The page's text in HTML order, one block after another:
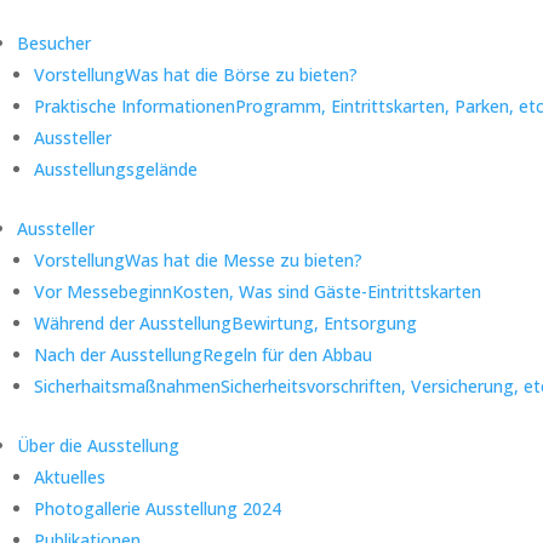
Besucher
VorstellungWas hat die Börse zu bieten?
Praktische InformationenProgramm, Eintrittskarten, Parken,
Aussteller
Ausstellungsgelände
Aussteller
VorstellungWas hat die Messe zu bieten?
Vor MessebeginnKosten, Was sind Gäste-Eintrittskarten
Während der AusstellungBewirtung, Entsorgung
Nach der AusstellungRegeln für den Abbau
SicherhaitsmaßnahmenSicherheitsvorschriften, Versicherung,
Über die Ausstellung
Aktuelles
Photogallerie Ausstellung 2024